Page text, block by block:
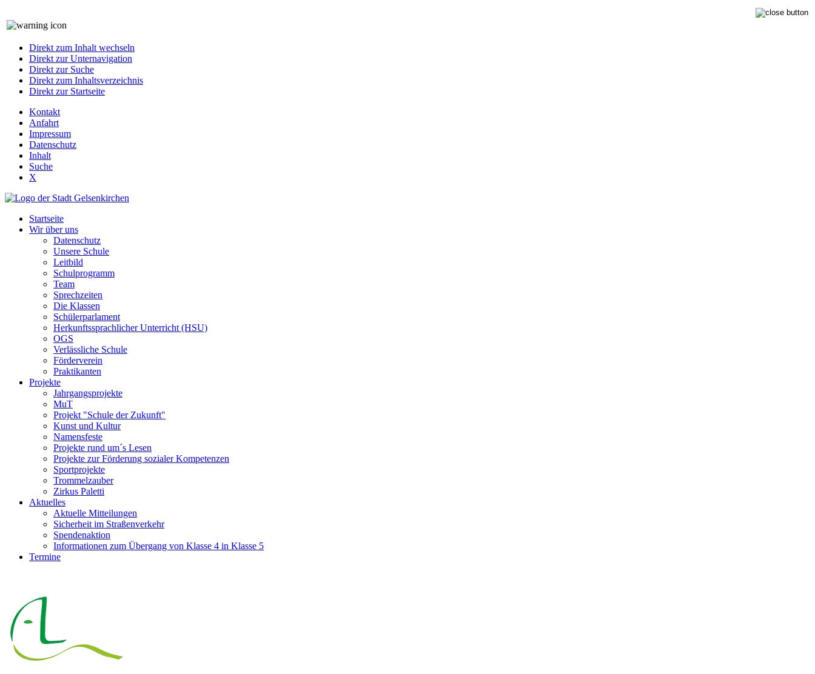
Direkt zum Inhalt wechseln
Direkt zur Unternavigation
Direkt zur Suche
Direkt zum Inhaltsverzeichnis
Direkt zur Startseite
Kontakt
Anfahrt
Impressum
Datenschutz
Inhalt
Suche
X
Startseite
Wir über uns
Datenschutz
Unsere Schule
Leitbild
Schulprogramm
Team
Sprechzeiten
Die Klassen
Schülerparlament
Herkunftssprachlicher Unterricht (HSU)
OGS
Verlässliche Schule
Förderverein
Praktikanten
Projekte
Jahrgangsprojekte
MuT
Projekt "Schule der Zukunft"
Kunst und Kultur
Namensfeste
Projekte rund um´s Lesen
Projekte zur Förderung sozialer Kompetenzen
Sportprojekte
Trommelzauber
Zirkus Paletti
Aktuelles
Aktuelle Mitteilungen
Sicherheit im Straßenverkehr
Spendenaktion
Informationen zum Übergang von Klasse 4 in Klasse 5
Termine